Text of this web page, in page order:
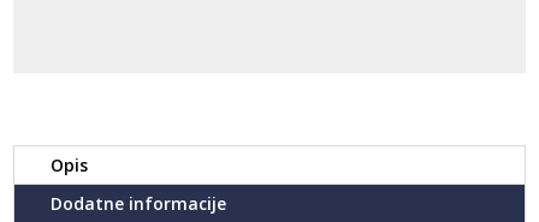
Opis
Dodatne informacije